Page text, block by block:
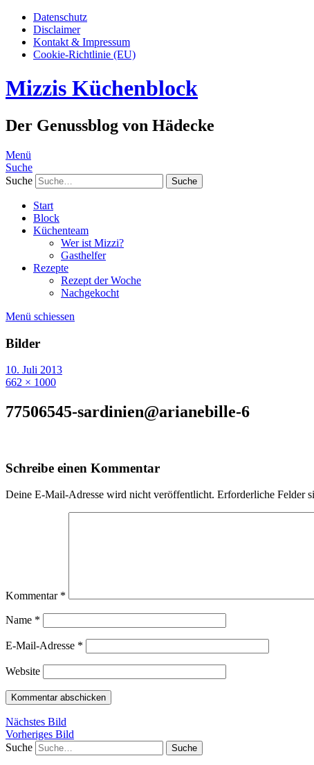
Datenschutz
Disclaimer
Kontakt & Impressum
Cookie-Richtlinie (EU)
Mizzis Küchenblock
Der Genussblog von Hädecke
Menü
Suche
Suche
Start
Block
Küchenteam
Wer ist Mizzi?
Gasthelfer
Rezepte
Rezept der Woche
Nachgekocht
Menü schiessen
Bilder
10. Juli 2013
662 × 1000
77506545-sardinien@arianebille-6
Schreibe einen Kommentar
Deine E-Mail-Adresse wird nicht veröffentlicht. Erforderliche Felder
Kommentar *
Name *
E-Mail-Adresse *
Website
Nächstes Bild
Vorheriges Bild
Suche